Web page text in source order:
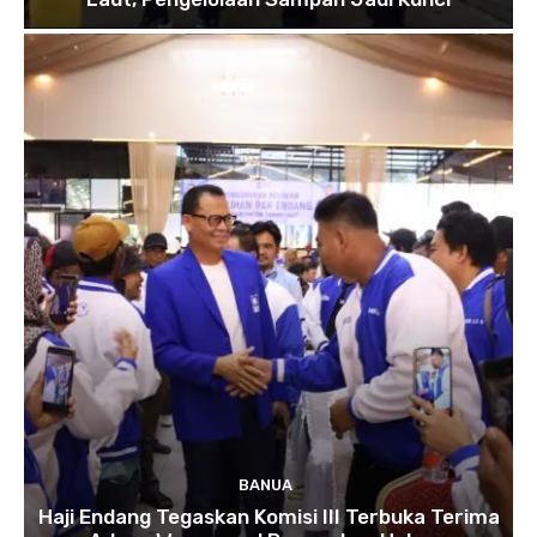
BANUA
Haji Endang Tegaskan Komisi III Terbuka Terima